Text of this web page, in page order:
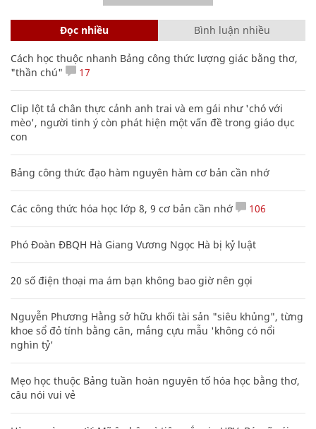
Đọc nhiều Bình luận nhiều
Cách học thuộc nhanh Bảng công thức lượng giác bằng thơ,
"thần chú"
17
Clip lột tả chân thực cảnh anh trai và em gái như 'chó với
mèo', người tinh ý còn phát hiện một vấn đề trong giáo dục
con
Bảng công thức đạo hàm nguyên hàm cơ bản cần nhớ
Các công thức hóa học lớp 8, 9 cơ bản cần nhớ 106
Phó Đoàn ĐBQH Hà Giang Vương Ngọc Hà bị kỷ luật
20 số điện thoại ma ám bạn không bao giờ nên gọi
Nguyễn Phương Hằng sở hữu khối tài sản "siêu khủng", từng
khoe sổ đỏ tính bằng cân, mắng cựu mẫu 'không có nổi
nghìn tỷ'
Mẹo học thuộc Bảng tuần hoàn nguyên tố hóa học bằng thơ,
câu nói vui vẻ